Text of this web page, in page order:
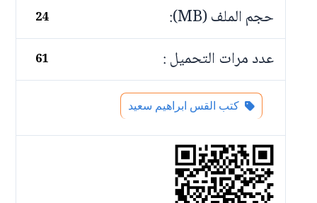
حجم الملف (MB): 24
عدد مرات التحميل : 61
كتب القس ابراهيم سعيد